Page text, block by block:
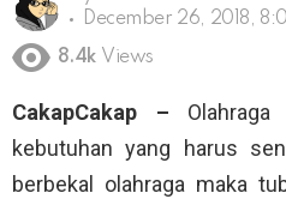
December 26, 2018,
8.4k Views
CakapCakap –
kebutuhan yang harus
berbekal olahraga maka